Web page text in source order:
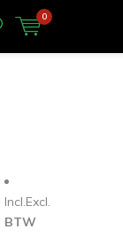
0
Incl.Excl.
BTW